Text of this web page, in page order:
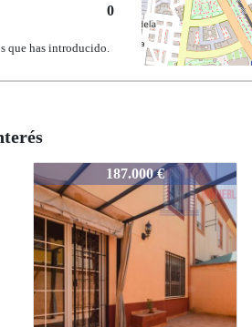
0
que has introducido.
4926-ROS8273466
329.900 €